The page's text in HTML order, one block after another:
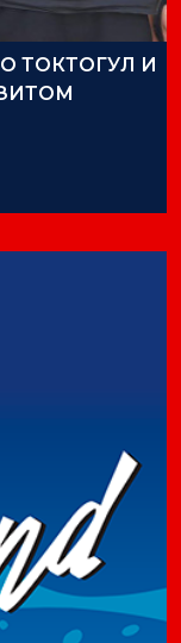
ТОКТОГУЛ И